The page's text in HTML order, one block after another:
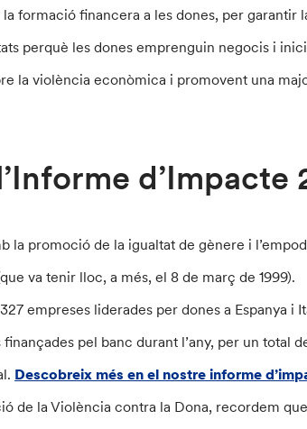
formació financera a les dones, per garantir
perquè les dones emprenguin negocis i
la violència econòmica i promovent una
d’Impacte
la promoció de la igualtat de gènere i
va tenir lloc, a més, el 8 de març de 1999).
empreses liderades per dones a Espanya i
pel banc durant l’any, per un total
Descobreix més en el nostre informe
de la Violència contra la Dona, recordem